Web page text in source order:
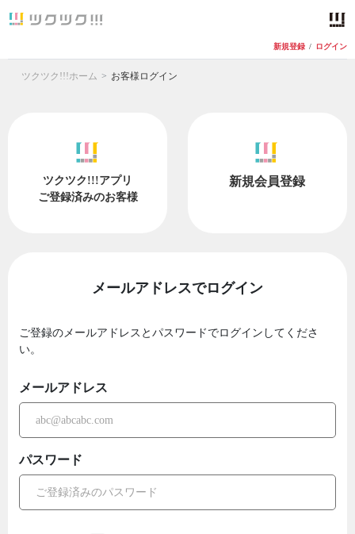
新規登録 / ログイン
ツクツク!!!ホーム お客様ログイン
ツクツク!!!アプリ
ご登録済みのお客様
新規会員登録
メールアドレスでログイン
ご登録のメールアドレスとパスワードでログインしてくださ
い。
メールアドレス
パスワード